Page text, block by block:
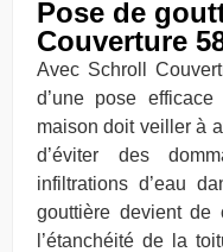
Pose de
Couverture
Avec Schroll
d’une pose
maison doit veiller à
d’éviter des
infiltrations d’eau
gouttière devient de
l’étanchéité de la